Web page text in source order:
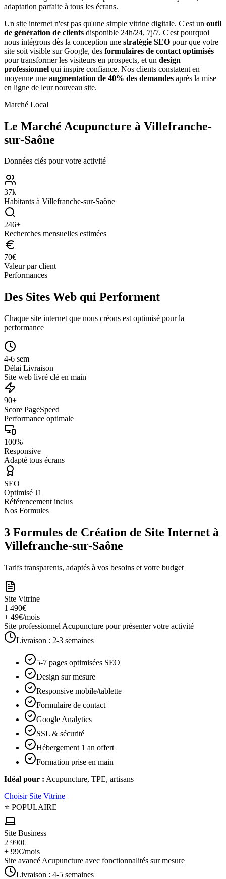
adaptation parfaite à tous les écrans.
Un site internet n'est pas qu'une simple vitrine digitale. C'est un outil
de génération de clients disponible 24h/24, 7j/7. C'est pourquoi
nous intégrons dès la conception une stratégie SEO pour que votre
site soit visible sur Google, des formulaires de contact optimisés
pour transformer les visiteurs en prospects, et un design
professionnel qui inspire confiance. Nos clients constatent en
moyenne une augmentation de 40% des demandes après la mise
en ligne de leur nouveau site.
Marché Local
Le Marché Acupuncture à Villefranche-
sur-Saône
Données clés pour votre activité
37k
Habitants à Villefranche-sur-Saône
246+
Recherches mensuelles estimées
70€
Valeur par client
Performances
Des Sites Web qui Performent
Chaque site internet que nous créons est optimisé pour la
performance
4-6 sem
Délai Livraison
Site web livré clé en main
90+
Score PageSpeed
Performance optimale
100%
Responsive
Adapté tous écrans
SEO
Optimisé J1
Référencement inclus
Nos Formules
3 Formules de Création de Site Internet à
Villefranche-sur-Saône
Tarifs transparents, adaptés à vos besoins et votre budget
Site Vitrine
1 490€
+ 49€/mois
Site professionnel Acupuncture pour présenter votre activité
Livraison : 2-3 semaines
5-7 pages optimisées SEO
Design sur mesure
Responsive mobile/tablette
Formulaire de contact
Google Analytics
SSL & sécurité
Hébergement 1 an offert
Formation prise en main
Idéal pour : Acupuncture, TPE, artisans
Choisir Site Vitrine
⭐ POPULAIRE
Site Business
2 990€
+ 99€/mois
Site avancé Acupuncture avec fonctionnalités sur mesure
Livraison : 4-5 semaines